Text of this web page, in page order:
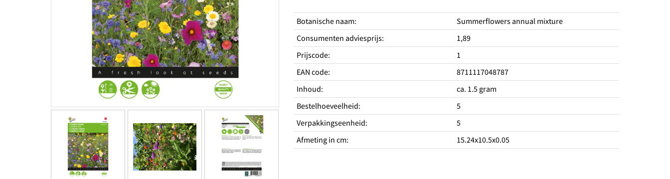
Vele verschillende soorten bloemen
Kan direct in de vollegrond worden gezaaid
Standplaats
Hoogte
Type
Eenjarig
Periodes
Zaaitijd buiten van
Zaaitijd buiten tot
Bloeitijd van
juni
Bloeitijd tot
Botanische naam:
Summerflowers annual mixture
Consumenten adviesprijs:
1,89
Prijscode:
1
EAN code:
8711117048787
Inhoud:
ca. 1.5 gram
Bestelhoeveelheid:
5
Verpakkingseenheid:
5
Afmeting in cm: 15.24x10.5x0.05